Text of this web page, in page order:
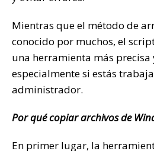
Mientras que el método de
conocido por muchos, el
una herramienta más precisa
especialmente si estás
administrador.
Por qué copiar archivos de
En primer lugar, la